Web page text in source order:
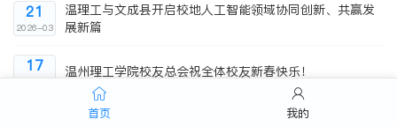
温理工与文成县开启校地人工智能领域协同创新、共赢发
展新篇
21
2026-03
温州理工学院校友总会祝全体校友新春快乐！
17
2026-02
招聘会
首页 我的